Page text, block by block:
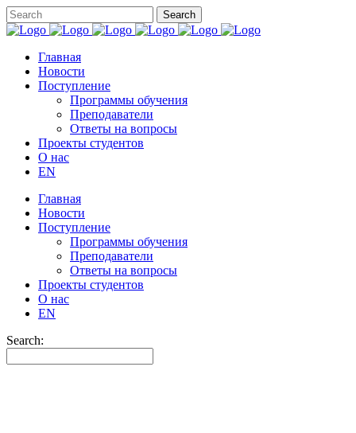
Главная
Новости
Поступление
Программы обучения
Преподаватели
Ответы на вопросы
Проекты студентов
О нас
EN
Главная
Новости
Поступление
Программы обучения
Преподаватели
Ответы на вопросы
Проекты студентов
О нас
EN
Search: